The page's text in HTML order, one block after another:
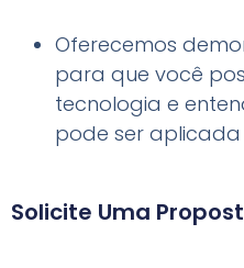
Oferecemos
para que você
tecnologia e
pode ser aplicada
Solicite Uma